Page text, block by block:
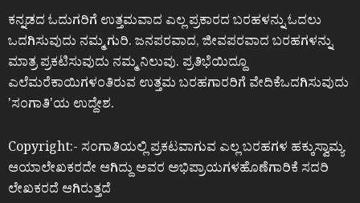
ಕನ್ನಡದ ಓದುಗರಿಗೆ ಉತ್ತಮವಾದ ಎಲ್ಲ ಪ್ರಕಾರದ ಬರಹಳನ್ನು ಓದಲು
ಒದಗಿಸುವುದು ನಮ್ಮ ಗುರಿ. ಜನಪರವಾದ, ಜೀವಪರವಾದ ಬರಹಗಳನ್ನು
ಮಾತ್ರ ಪ್ರಕಟಿಸುವುದು ನಮ್ಮ ನಿಲುವು. ಪ್ರತಿಭೆಯಿದ್ದೂ
ಎಲೆಮರೆಕಾಯಿಗಳಂತಿರುವ ಉತ್ತಮ ಬರಹಗಾರರಿಗೆ ವೇದಿಕೆಒದಗಿಸುವುದು
ʼಸಂಗಾತಿʼಯ ಉದ್ದೇಶ.
Copyright:- ಸಂಗಾತಿಯಲ್ಲಿ ಪ್ರಕಟವಾಗುವ ಎಲ್ಲ ಬರಹಗಳ ಹಕ್ಕುಸ್ವಾಮ್ಯ
ಆಯಾಲೇಖಕರದೇ ಆಗಿದ್ದು ಅವರ ಅಭಿಪ್ರಾಯಗಳಹೊಣೆಗಾರಿಕೆ ಸದರಿ
ಲೇಖಕರದೆ ಆಗಿರುತ್ತದೆ